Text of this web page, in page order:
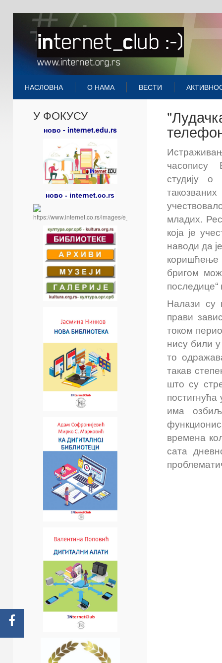
НАСЛОВНА О НАМА ВЕСТИ
У ФОКУСУ
ново - internet.edu.rs
ново - internet.co.rs
часопису
студију о
младих.
која је
наводи да
бригом
Налази су
прави
током
нису били
то
такав
што су
има
времена
сата